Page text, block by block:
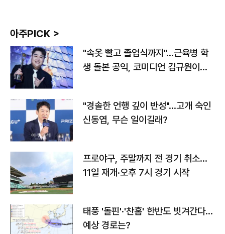
아주PICK >
"속옷 빨고 졸업식까지"…근육병 학
생 돌본 공익, 코미디언 김규원이었
"경솔한 언행 깊이 반성"…고개 숙인
신동엽, 무슨 일이길래?
프로야구, 주말까지 전 경기 취소…
11일 재개·오후 7시 경기 시작
태풍 '돌핀'·'찬홈' 한반도 빗겨간다…
예상 경로는?